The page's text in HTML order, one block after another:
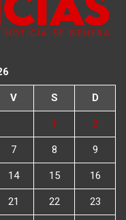
V S D
1 2
7 8 9
14 15 16
21 22 23